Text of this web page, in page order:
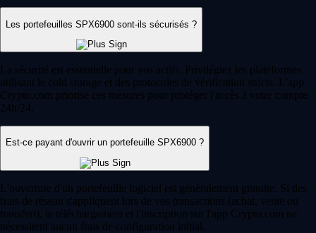
Les portefeuilles SPX6900 sont-ils sécurisés ?
La sécurité est essentielle pour vos actifs. Privilégiez les plateformes
utilisant le cold storage et des protocoles de vérification stricts. L'app
Crypto.com priorise ces mesures pour protéger l'accès à votre compte
24h/24.
Est-ce payant d'ouvrir un portefeuille SPX6900 ?
L'ouverture d'un portefeuille logiciel est généralement gratuite. Si des
frais de réseau s'appliquent lors de vos transactions (achat, vente ou
transfert), le téléchargement et l'inscription sur l'app Crypto.com ne
nécessitent aucun frais de configuration initial.